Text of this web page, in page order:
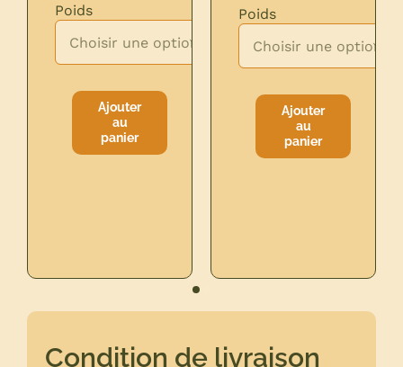
Poids

Ajouter
au
panier
Poids

Ajouter
au
panier
Condition de livraison